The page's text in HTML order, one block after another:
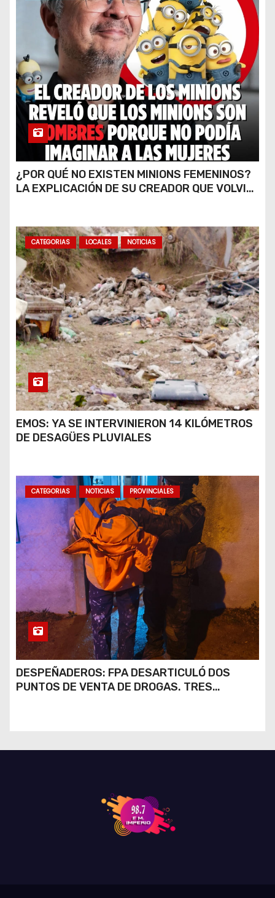
¿POR QUÉ NO EXISTEN MINIONS FEMENINOS?
LA EXPLICACIÓN DE SU CREADOR QUE VOLVIÓ
CATEGORIAS LOCALES NOTICIAS
EMOS: YA SE INTERVINIERON 14 KILÓMETROS
DE DESAGÜES PLUVIALES
CATEGORIAS NOTICIAS PROVINCIALES
DESPEÑADEROS: FPA DESARTICULÓ DOS
PUNTOS DE VENTA DE DROGAS. TRES